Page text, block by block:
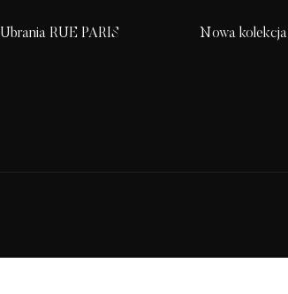
Ubrania RUE PARIS Nowa kolekcja